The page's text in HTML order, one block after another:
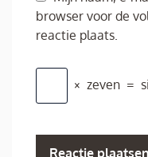
browser voor de
reactie plaats.
× zeven =